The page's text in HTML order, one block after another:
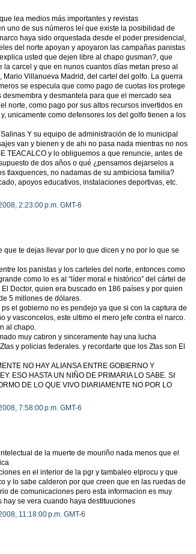
lea medios más importantes y revistas
uno de sus números leí que existe la posibilidad de
haya sido orquestada desde el poder presidencial,
del norte apoyan y apoyaron las campañas panistas
usted que dejen libre al chapo gusman?, que
la carcel y que en nunos cuantos días metan preso al
Mario Villanueva Madrid, del cartel del golfo. La guerra
se especula que como pago de cuotas los protege
y desmantela para que el mercado sea
norte, como pago por sus altos recursos invertidos en
unicamente como defensores los del golfo tienen a los
Y su equipo de administración de lo municipal
van y bienen y de ahi no pasa nada mientras no nos
TEACALCO y lo obliguemos a que renuncie, antes de
de dos años o qué ¿pensamos dejarselos a
tlaxquences, no nadamas de su ambiciosa familia?
apoyos educativos, instalaciones deportivas, etc.
2:23:00 p.m. GMT-6
que te dejas llevar por lo que dicen y no por lo que se
los panistas y los carteles del norte, entonces como
como lo es al “líder moral e histórico” del cártel de
Doctor, quien era buscado en 186 países y por quien
5 millones de dólares.
el gobierno no es pendejo ya que si con la captura de
y vasconcelos, este ultimo el mero jefe contra el narco.
al chapo.
muy cabron y sinceramente hay una lucha
y policias federales. y recordarte que los Ztas son El
NO HAY ALIANSA ENTRE GOBIERNO Y
ESO HASTA UN NIÑO DE PRIMARIA LO SABE. SI
DE LO QUE VIVO DIARIAMENTE NO POR LO
7:58:00 p.m. GMT-6
de la muerte de mouriño nada menos que el
en el interior de la pgr y tambaleo elprocu y que
y lo sabe calderon por que creen que en las ruedas de
de comunicaciones pero esta informacion es muy
se vera cuando haya destituuciones
11:18:00 p.m. GMT-6